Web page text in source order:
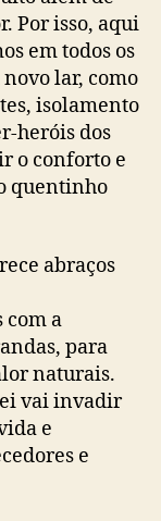
Por isso, aqui
em todos os
lar, como
isolamento
heróis dos
o conforto e
quentinho
abraços
com a
para
naturais.
vai invadir
e
e